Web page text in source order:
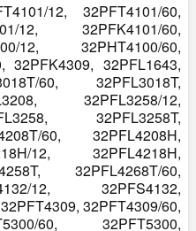
12, 32PFT4101/60,
12, 32PFK4101/60,
12, 32PHT4100/60,
32PFK4309, 32PFL1643,
60, 32PFL3018T,
32PFL3258/12,
32PFL3258T,
60, 32PFL4208H,
12, 32PFL4218H,
32PFL4268T/60,
12, 32PFS4132,
32PFT4309/60,
60, 32PFT5300,